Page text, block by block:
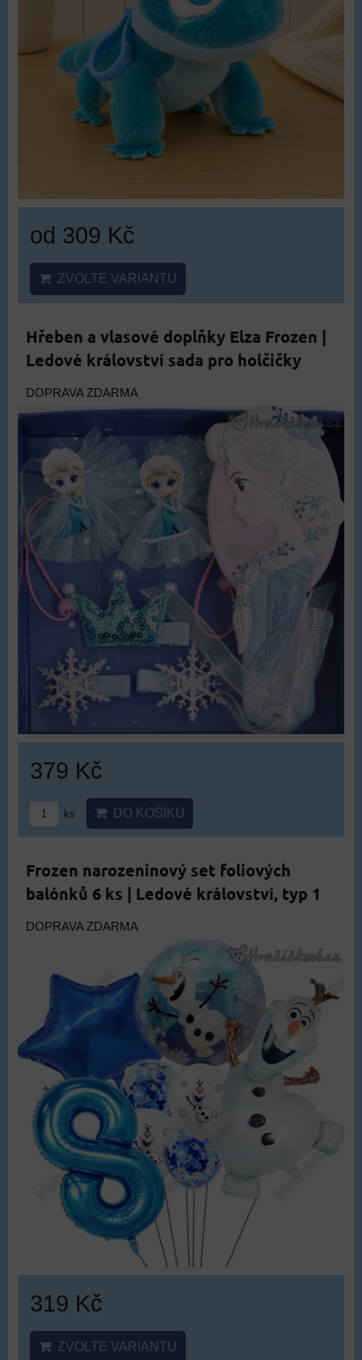
od 309 Kč
ZVOLTE VARIANTU
Hřeben a vlasové doplňky Elza Frozen |
Ledové království sada pro holčičky
DOPRAVA ZDARMA
379 Kč
ks DO KOŠÍKU
Frozen narozeninový set foliových
balónků 6 ks | Ledové království, typ 1
DOPRAVA ZDARMA
319 Kč
ZVOLTE VARIANTU